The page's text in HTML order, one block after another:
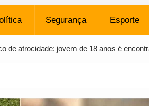
sem restrições e pode
o Vasco
SpaceX Colide com a Lua
Metros, Afirma a Nasa
Segurança Esporte
de atrocidade: jovem de 18 anos é